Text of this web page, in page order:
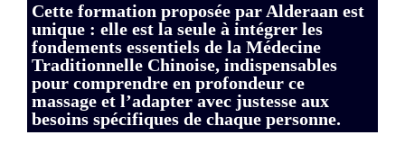
Cette formation proposée par Alderaan est
unique : elle est la seule à intégrer les
fondements essentiels de la Médecine
Traditionnelle Chinoise, indispensables
pour comprendre en profondeur ce
massage et l’adapter avec justesse aux
besoins spécifiques de chaque personne.